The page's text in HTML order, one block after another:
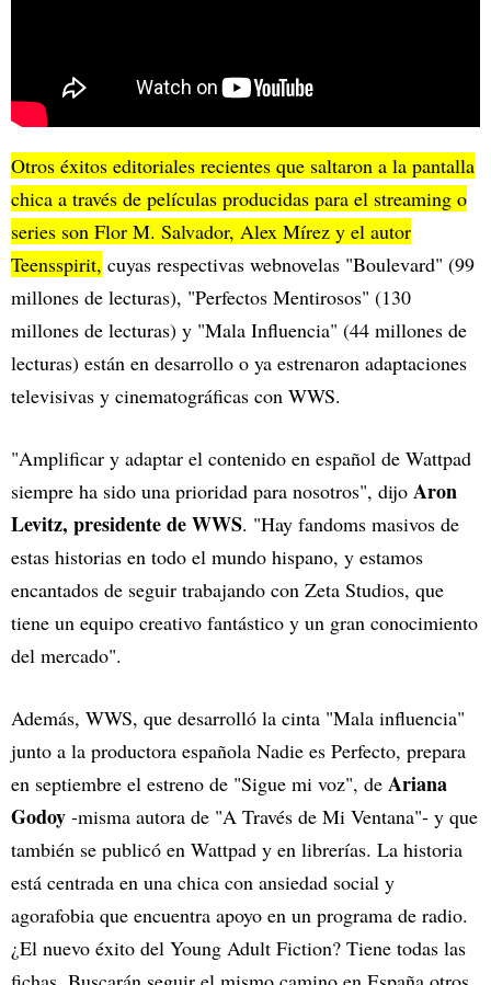
Otros éxitos editoriales recientes que saltaron a la pantalla
chica a través de películas producidas para el streaming o
series son Flor M. Salvador, Alex Mírez y el autor
Teensspirit, cuyas respectivas webnovelas "Boulevard" (99
millones de lecturas), "Perfectos Mentirosos" (130
millones de lecturas) y "Mala Influencia" (44 millones de
lecturas) están en desarrollo o ya estrenaron adaptaciones
televisivas y cinematográficas con WWS.
"Amplificar y adaptar el contenido en español de Wattpad
siempre ha sido una prioridad para nosotros", dijo Aron
Levitz, presidente de WWS. "Hay fandoms masivos de
estas historias en todo el mundo hispano, y estamos
encantados de seguir trabajando con Zeta Studios, que
tiene un equipo creativo fantástico y un gran conocimiento
del mercado".
Además, WWS, que desarrolló la cinta "Mala influencia"
junto a la productora española Nadie es Perfecto, prepara
en septiembre el estreno de "Sigue mi voz", de Ariana
Godoy -misma autora de "A Través de Mi Ventana"- y que
también se publicó en Wattpad y en librerías. La historia
está centrada en una chica con ansiedad social y
agorafobia que encuentra apoyo en un programa de radio.
¿El nuevo éxito del Young Adult Fiction? Tiene todas las